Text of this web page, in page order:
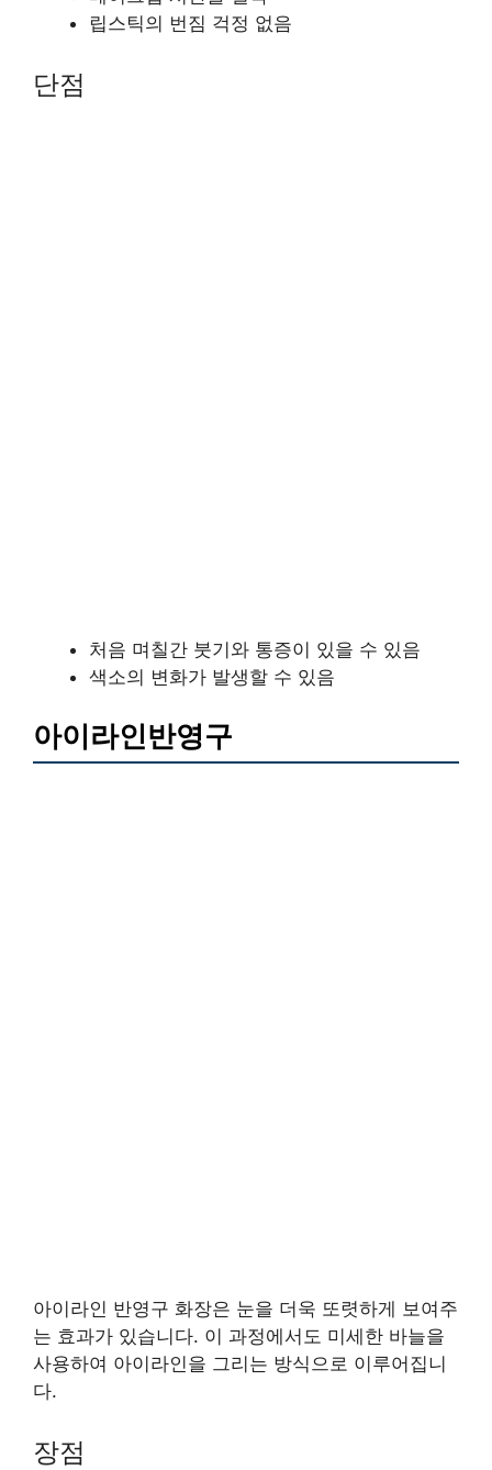
립스틱의 번짐 걱정 없음
단점
처음 며칠간 붓기와 통증이 있을 수 있음
색소의 변화가 발생할 수 있음
아이라인반영구
아이라인 반영구 화장은 눈을 더욱 또렷하게 보여주
는 효과가 있습니다. 이 과정에서도 미세한 바늘을
사용하여 아이라인을 그리는 방식으로 이루어집니
다.
장점